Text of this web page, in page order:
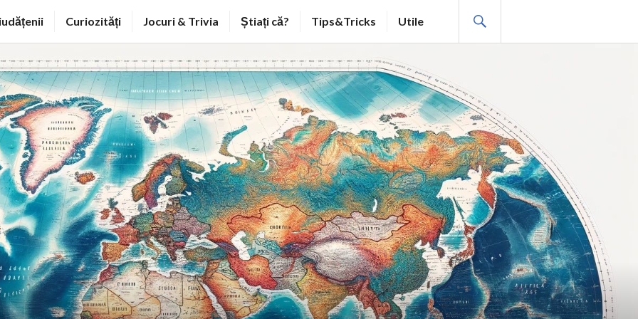
Curiozități Jocuri & Trivia Știați că? Tips&Tricks Utile